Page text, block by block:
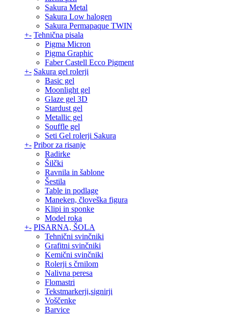
Sakura Metal
Sakura Low halogen
Sakura Permapaque TWIN
+- Tehnična pisala
Pigma Micron
Pigma Graphic
Faber Castell Ecco Pigment
+- Sakura gel rolerji
Basic gel
Moonlight gel
Glaze gel 3D
Stardust gel
Metallic gel
Souffle gel
Seti Gel rolerji Sakura
+- Pribor za risanje
Radirke
Šilčki
Ravnila in šablone
Šestila
Table in podlage
Maneken, človeška figura
Klipi in sponke
Model roka
+- PISARNA, ŠOLA
Tehnični svinčniki
Grafitni svinčniki
Kemični svinčniki
Rolerji s črnilom
Nalivna peresa
Flomastri
Tekstmarkerji,signirji
Voščenke
Barvice